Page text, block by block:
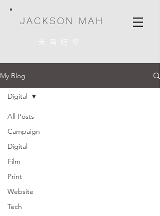
JACKSON MAH
天马行空
My Blog
All Posts
Campaign
Digital
Film
Print
Website
Tech
Digital